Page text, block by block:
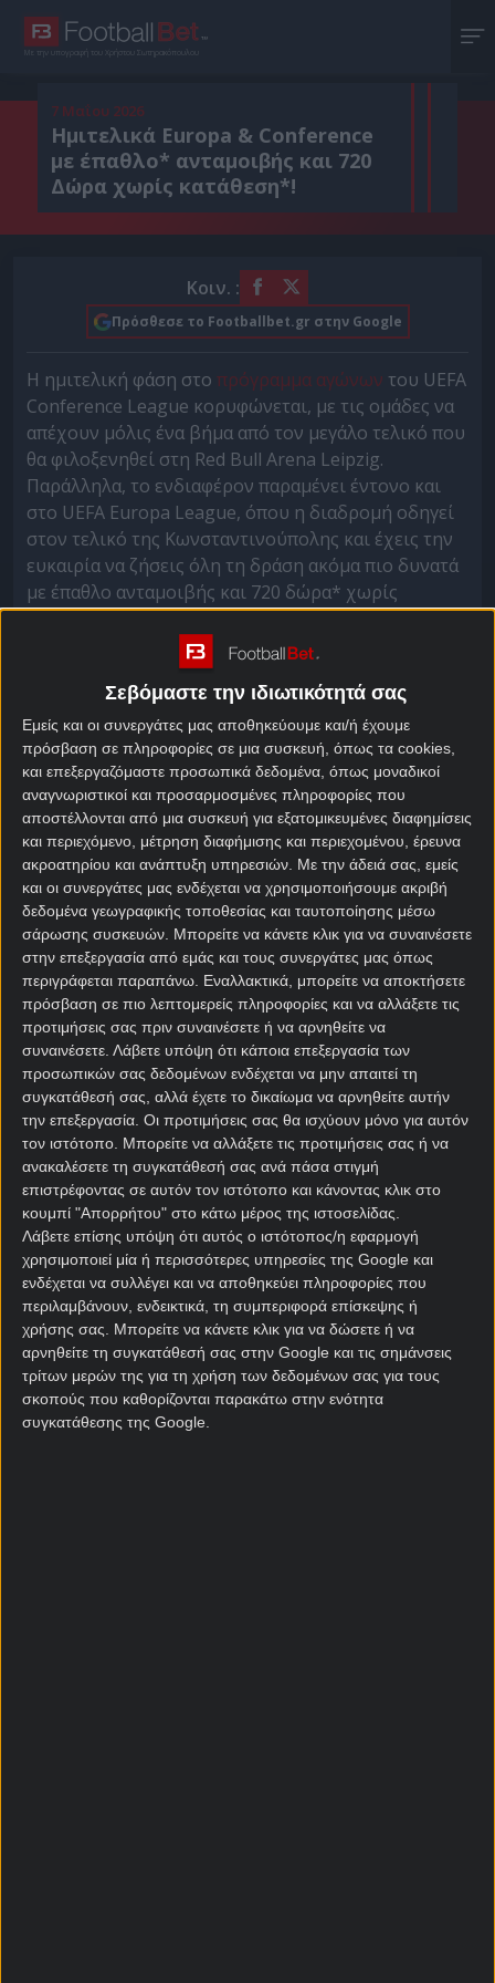
Σεβόμαστε την ιδιωτικότητά σας
Εμείς και οι συνεργάτες μας αποθηκεύουμε και/ή έχουμε
πρόσβαση σε πληροφορίες σε μια συσκευή, όπως τα cookies,
και επεξεργαζόμαστε προσωπικά δεδομένα, όπως μοναδικοί
αναγνωριστικοί και προσαρμοσμένες πληροφορίες που
αποστέλλονται από μια συσκευή για εξατομικευμένες διαφημίσεις
και περιεχόμενο, μέτρηση διαφήμισης και περιεχομένου, έρευνα
ακροατηρίου και ανάπτυξη υπηρεσιών. Με την άδειά σας, εμείς
και οι συνεργάτες μας ενδέχεται να χρησιμοποιήσουμε ακριβή
δεδομένα γεωγραφικής τοποθεσίας και ταυτοποίησης μέσω
σάρωσης συσκευών. Μπορείτε να κάνετε κλικ για να συναινέσετε
στην επεξεργασία από εμάς και τους συνεργάτες μας όπως
περιγράφεται παραπάνω. Εναλλακτικά, μπορείτε να αποκτήσετε
πρόσβαση σε πιο λεπτομερείς πληροφορίες και να αλλάξετε τις
προτιμήσεις σας πριν συναινέσετε ή να αρνηθείτε να
συναινέσετε. Λάβετε υπόψη ότι κάποια επεξεργασία των
προσωπικών σας δεδομένων ενδέχεται να μην απαιτεί τη
συγκατάθεσή σας, αλλά έχετε το δικαίωμα να αρνηθείτε αυτήν
την επεξεργασία. Οι προτιμήσεις σας θα ισχύουν μόνο για αυτόν
τον ιστότοπο. Μπορείτε να αλλάξετε τις προτιμήσεις σας ή να
ανακαλέσετε τη συγκατάθεσή σας ανά πάσα στιγμή
επιστρέφοντας σε αυτόν τον ιστότοπο και κάνοντας κλικ στο
κουμπί "Απορρήτου" στο κάτω μέρος της ιστοσελίδας.
Λάβετε επίσης υπόψη ότι αυτός ο ιστότοπος/η εφαρμογή
χρησιμοποιεί μία ή περισσότερες υπηρεσίες της Google και
ενδέχεται να συλλέγει και να αποθηκεύει πληροφορίες που
περιλαμβάνουν, ενδεικτικά, τη συμπεριφορά επίσκεψης ή
χρήσης σας. Μπορείτε να κάνετε κλικ για να δώσετε ή να
αρνηθείτε τη συγκατάθεσή σας στην Google και τις σημάνσεις
τρίτων μερών της για τη χρήση των δεδομένων σας για τους
σκοπούς που καθορίζονται παρακάτω στην ενότητα
συγκατάθεσης της Google.
Με την υπογραφή του Χρήστου Σωτηρακόπουλου
7 Μαΐου 2026
Ημιτελικά Europa & Conference
με έπαθλο* ανταμοιβής και 720
Δώρα χωρίς κατάθεση*!
Κοιν. :
Πρόσθεσε το Footballbet.gr στην Google
Η ημιτελική φάση στο πρόγραμμα αγώνων του UEFA
Conference League κορυφώνεται, με τις ομάδες να
απέχουν μόλις ένα βήμα από τον μεγάλο τελικό που
θα φιλοξενηθεί στη Red Bull Arena Leipzig.
Παράλληλα, το ενδιαφέρον παραμένει έντονο και
στο UEFA Europa League, όπου η διαδρομή οδηγεί
στον τελικό της Κωνσταντινούπολης και έχεις την
ευκαιρία να ζήσεις όλη τη δράση ακόμα πιο δυνατά
με έπαθλο ανταμοιβής και 720 δώρα* χωρίς
κατάθεση*!
Σούπερ έπαθλο* ανταμοιβής στα ημιτελικά Europa
& Conference League!
Μετά τους πρώτους αγώνες των ημιτελικών του
Europa League, καμία ομάδα δεν έχει ακόμη
κλειδώσει το εισιτήριο για τον τελικό. Η Νότιγχαμ
Φόρεστ πήρε σημαντική νίκη με 1-0 στον αγγλικό
«εμφύλιο» απέναντι στην Άστον Βίλα, όμως η
ρεβάνς στο Villa Park αναμένεται καυτή. Στο άλλο
ζευγάρι των ημιτελικών, η Μπράγκα επικράτησε με
2-1 της Φράιμπουργκ και ταξιδεύει τώρα στο
Europa-Park Stadion με στόχο να υπερασπιστεί το
προβάδισμά της και να κάνει το βήμα προς τον
τελικό.
Απόλυτη προσφορά γνωριμίας* με 720 Δώρα*
χωρίς κατάθεση*!
Μετά τους πρώτους αγώνες των ημιτελικών του
Conference League, τίποτα δεν έχει κριθεί οριστικά
στη μάχη για τον τελικό. Η Ράγιο Βαγιεκάνο έκανε
το πρώτο βήμα, επικρατώντας με 1-0 της
Στρασμπούρ, όμως η πρόκριση παραμένει ανοιχτή.
Η ρεβάνς στη Γαλλία προμηνύεται δυνατή, με τους
γηπεδούχους να ψάχνουν την ανατροπή μπροστά
στο κοινό τους. Στο άλλο ζευγάρι, η Κρίσταλ Πάλας
έκανε μεγάλο βήμα πρόκρισης, επικρατώντας με 3-1
της Σαχτάρ Ντόνετσκ. Παρ’ όλα αυτά, οι Ουκρανοί
θα τα δώσουν όλα στη ρεβάνς, με την Πάλας να
καλείται να διαχειριστεί το υπέρ της προβάδισμα
και να κλειδώσει την παρουσία της στον τελικό.